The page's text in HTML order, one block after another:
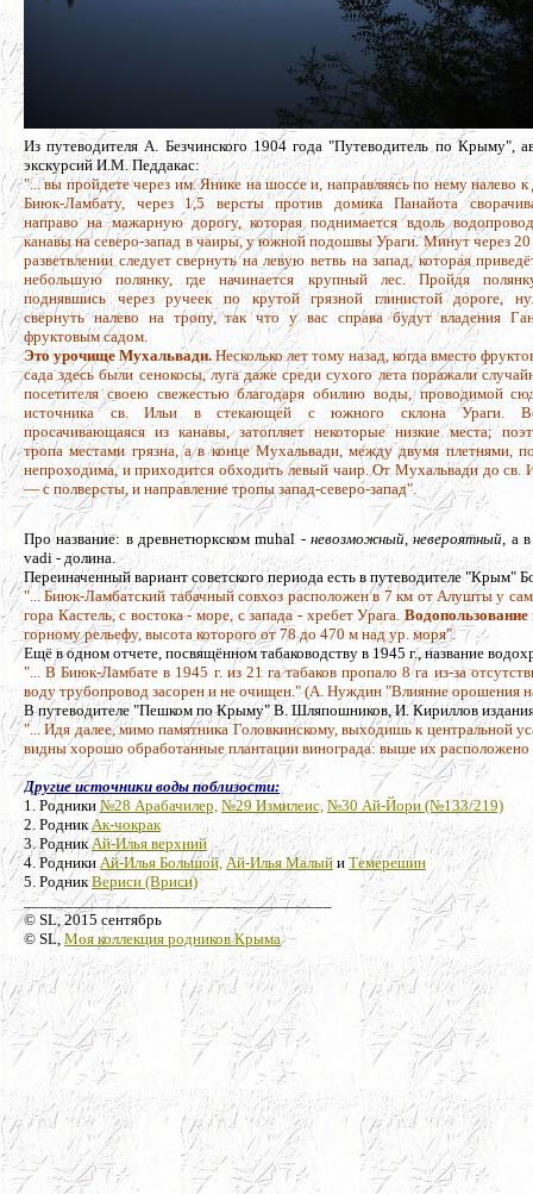
Из путеводителя А. Безчинского 1904 года "Путеводитель по Крыму",
экскурсий И.М. Педдакас:
"... вы пройдете через им. Янике на шоссе и, направляясь по нему налево к
Биюк-Ламбату, через 1,5 версты против домика Панайота
направо на мажарную дорогу, которая поднимается вдоль
канавы на северо-запад в чаиры, у южной подошвы Ураги. Минут через
разветвлении следует свернуть на левую ветвь на запад, которая
небольшую полянку, где начинается крупный лес. Пройдя
поднявшись через ручеек по крутой грязной глинистой дороге,
свернуть налево на тропу, так что у вас справа будут владения
фруктовым садом.
Это урочище Мухальвади.Несколько лет тому назад, когда вместо
сада здесь были сенокосы, луга даже среди сухого лета поражали
посетителя своею свежестью благодаря обилию воды, проводимой
источника св. Ильи в стекающей с южного склона Ураги.
просачивающаяся из канавы, затопляет некоторые низкие места;
тропа местами грязна, а в конце Мухальвади, между двумя плетнями,
непроходима, и приходится обходить левый чаир. От Мухальвади до св.
— с полверсты, и направление тропы запад-северо-запад".
Про название: в древнетюркском muhal - невозможный, невероятный, а
vadi - долина.
Переиначенный вариант советского периода есть в путеводителе "Крым"
"... Биюк-Ламбатский табачный совхоз рacпoлoжен в 7 км от Алушты у
гора Кастель, с востока - море, с запада - хребет Уpaгa.
горному рельефу, высота которого от 78 до 470 м над ур. моря".
Ещё в одном отчете, посвящённом табаководству в 1945 г., название
"... В Биюк-Ламбате в 1945 г. из 21 га табаков пропало 8 га из-за
воду трубопровод засорен и не очищен." (А. Нуждин "Влияние орошения
В путеводителе "Пешком по Крыму" В. Шляпошников, И. Кириллов
"... Идя далее, мимо памятника Головкинскому, выходишь к центральной
видны хорошо обработанные плантации винограда: выше их расположено
Другие источники воды поблизости:
1. Родники №28 Арабачилер, №29 Измилеис, №30 Ай-Йори (№133/219)
2. РодникАк-чокрак
3. РодникАй-Илья верхний
4. РодникиАй-Илья Большой, Ай-Илья Малый и Темерешин
5. РодникВериси (Вриси)
_____________________________________
© SL, 2015 сентябрь
© SL, Моя коллекция родников Крыма